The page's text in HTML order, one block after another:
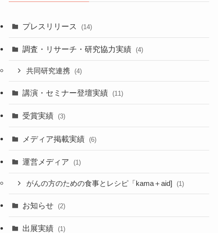
プレスリリース (14)
調査・リサーチ・研究協力実績 (4)
共同研究連携 (4)
講演・セミナー登壇実績 (11)
受賞実績 (3)
メディア掲載実績 (6)
運営メディア (1)
がんの方のための食事とレシピ「kama＋aid] (1)
お知らせ (2)
出展実績 (1)